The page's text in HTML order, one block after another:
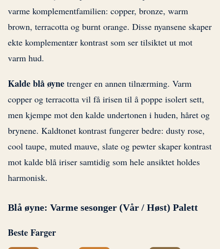
varme komplementfamilien: copper, bronze, warm
brown, terracotta og burnt orange. Disse nyansene skaper
ekte komplementær kontrast som ser tilsiktet ut mot
varm hud.
Kalde blå øyne trenger en annen tilnærming. Varm
copper og terracotta vil få irisen til å poppe isolert sett,
men kjempe mot den kalde undertonen i huden, håret og
brynene. Kaldtonet kontrast fungerer bedre: dusty rose,
cool taupe, muted mauve, slate og pewter skaper kontrast
mot kalde blå iriser samtidig som hele ansiktet holdes
harmonisk.
Blå øyne: Varme sesonger (Vår / Høst) Palett
Beste Farger